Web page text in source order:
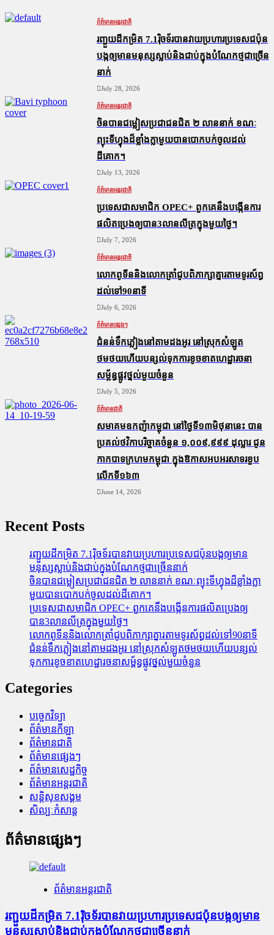
ព័ត៌មានអន្តរជាតិ
រញ្ជួយដីកម្រិត​ 7.1រ៉ិចទ័របានវាយប្រហារប្រទេសជប៉ុន
បង្កឲ្យមានមនុស្សស្លាប់​និង​ជាប់ក្នុងបំណែកថ្មជាច្រើន
នាក់
July 28, 2026
ព័ត៌មានអន្តរជាតិ
ចិនបានជម្លៀសប្រជាជនជិត ២ លាននាក់ ខណៈ
ព្យុះទីហ្វុងដ៏ខ្លាំងក្លាមួយបានបោកបក់ចូលដល់
ដីគោក។
July 13, 2026
ព័ត៌មានអន្តរជាតិ
ប្រទេសជាសមាជិក OPEC+​ ពួកគេនឹងបង្កើនការ
ផលិតប្រេងឲ្យបាន3លានលីត្រក្នុងមួយថ្ងៃ។
July 7, 2026
ព័ត៌មានអន្តរជាតិ
លោកពូទីននិងលោកត្រាំជូបពិភាក្សាគ្នារតាមទូរស័ព្ធ
ដល់ទៅ90នាទី
July 6, 2026
ព័ត៌មានផ្សេងៗ
ជំនន់​ទឹកភ្លៀង​នៅ​តាម​ដងអូរ​ នៅ​ស្រុក​សំឡូត​
ថមថយ​ហើយ​បន្សល់​ទុក​ការ​ខូចខាត​ហេដ្ឋារចនា
សម្ព័ន្ធ​ផ្លូវថ្នល់​មួយ​ចំនួន
July 5, 2026
ព័ត៌មានជាតិ
សមាគមឧកញ៉ាកម្ពុជា នៅថ្ងៃទី១៣មិថុនានេះ បាន
ប្រគល់ថវិកាបរិច្ចាគចំនួន ១,០០៩,៩៩៩ ដុល្លារ ជូន
កាកបាទក្រហមកម្ពុជា ក្នុងឱកាសអបអរសាទរខួប
លើកទី១៦៣
June 14, 2026
Recent Posts
រញ្ជួយដីកម្រិត​ 7.1រ៉ិចទ័របានវាយប្រហារប្រទេសជប៉ុនបង្កឲ្យមាន
មនុស្សស្លាប់​និង​ជាប់ក្នុងបំណែកថ្មជាច្រើននាក់
ចិនបានជម្លៀសប្រជាជនជិត ២ លាននាក់ ខណៈព្យុះទីហ្វុងដ៏ខ្លាំងក្លា
មួយបានបោកបក់ចូលដល់ដីគោក។
ប្រទេសជាសមាជិក OPEC+​ ពួកគេនឹងបង្កើនការផលិតប្រេងឲ្យ
បាន3លានលីត្រក្នុងមួយថ្ងៃ។
លោកពូទីននិងលោកត្រាំជូបពិភាក្សាគ្នារតាមទូរស័ព្ធដល់ទៅ90នាទី
ជំនន់​ទឹកភ្លៀង​នៅ​តាម​ដងអូរ​ នៅ​ស្រុក​សំឡូត​ថមថយ​ហើយ​បន្សល់​
ទុក​ការ​ខូចខាត​ហេដ្ឋារចនាសម្ព័ន្ធ​ផ្លូវថ្នល់​មួយ​ចំនួន
Categories
បច្ចេកវិទ្យា
ព័ត៌មានកីឡា
ព័ត៌មានជាតិ
ព័ត៌មានផ្សេងៗ
ព័ត៌មានសេដ្ឋកិច្ច
ព័ត៌មានអន្តរជាតិ
សន្តិសុខសង្គម
សិល្បៈកំសាន្ត
ព័ត៌មានផ្សេងៗ
ព័ត៌មានអន្តរជាតិ
រញ្ជួយដីកម្រិត​ 7.1រ៉ិចទ័របានវាយប្រហារប្រទេសជប៉ុនបង្កឲ្យមាន
មនុស្សស្លាប់​និង​ជាប់ក្នុងបំណែកថ្មជាច្រើននាក់